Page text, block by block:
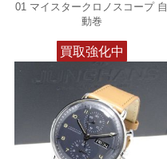
01 マイスタークロノスコープ 自
動巻
買取強化中